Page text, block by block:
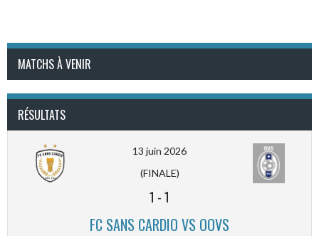
MATCHS À VENIR
RÉSULTATS
13 juin 2026
(FINALE)
1 -1
FC SANS CARDIO VS OOVS